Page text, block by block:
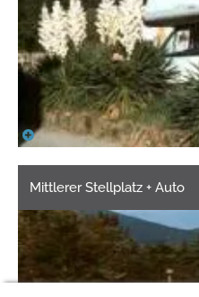
Mittlerer Stellplatz + Auto